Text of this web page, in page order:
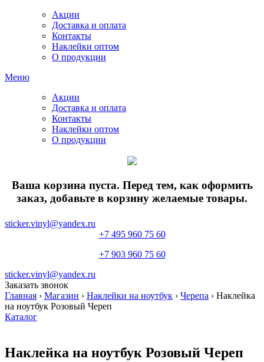
Акции
Доставка и оплата
Контакты
Наклейки оптом
О продукции
Меню
Акции
Доставка и оплата
Контакты
Наклейки оптом
О продукции
Ваша корзина пуста. Перед тем, как оформить
заказ, добавьте в корзину желаемые товары.
sticker.vinyl@yandex.ru
+7 495 960 75 60
+7 903 960 75 60
sticker.vinyl@yandex.ru
Заказать звонок
Главная › Магазин › Наклейки на ноутбук › Черепа › Наклейка
на ноутбук Розовый Череп
Каталог
Наклейка на ноутбук Розовый Череп